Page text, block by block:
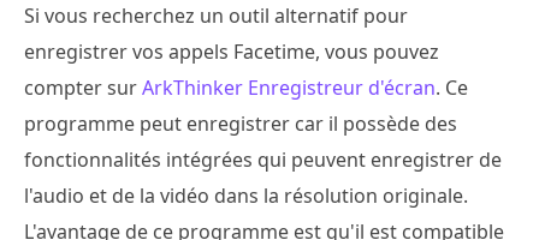
Si vous recherchez un outil alternatif pour
enregistrer vos appels Facetime, vous pouvez
compter surArkThinker Enregistreur d'écran. Ce
programme peut enregistrer car il possède des
fonctionnalités intégrées qui peuvent enregistrer de
l'audio et de la vidéo dans la résolution originale.
L'avantage de ce programme est qu'il est compatible